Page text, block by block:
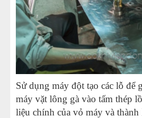
Sử dụng máy đột tạo các lỗ để
máy vặt lông gà vào tấm thép
liệu chính của vỏ máy và